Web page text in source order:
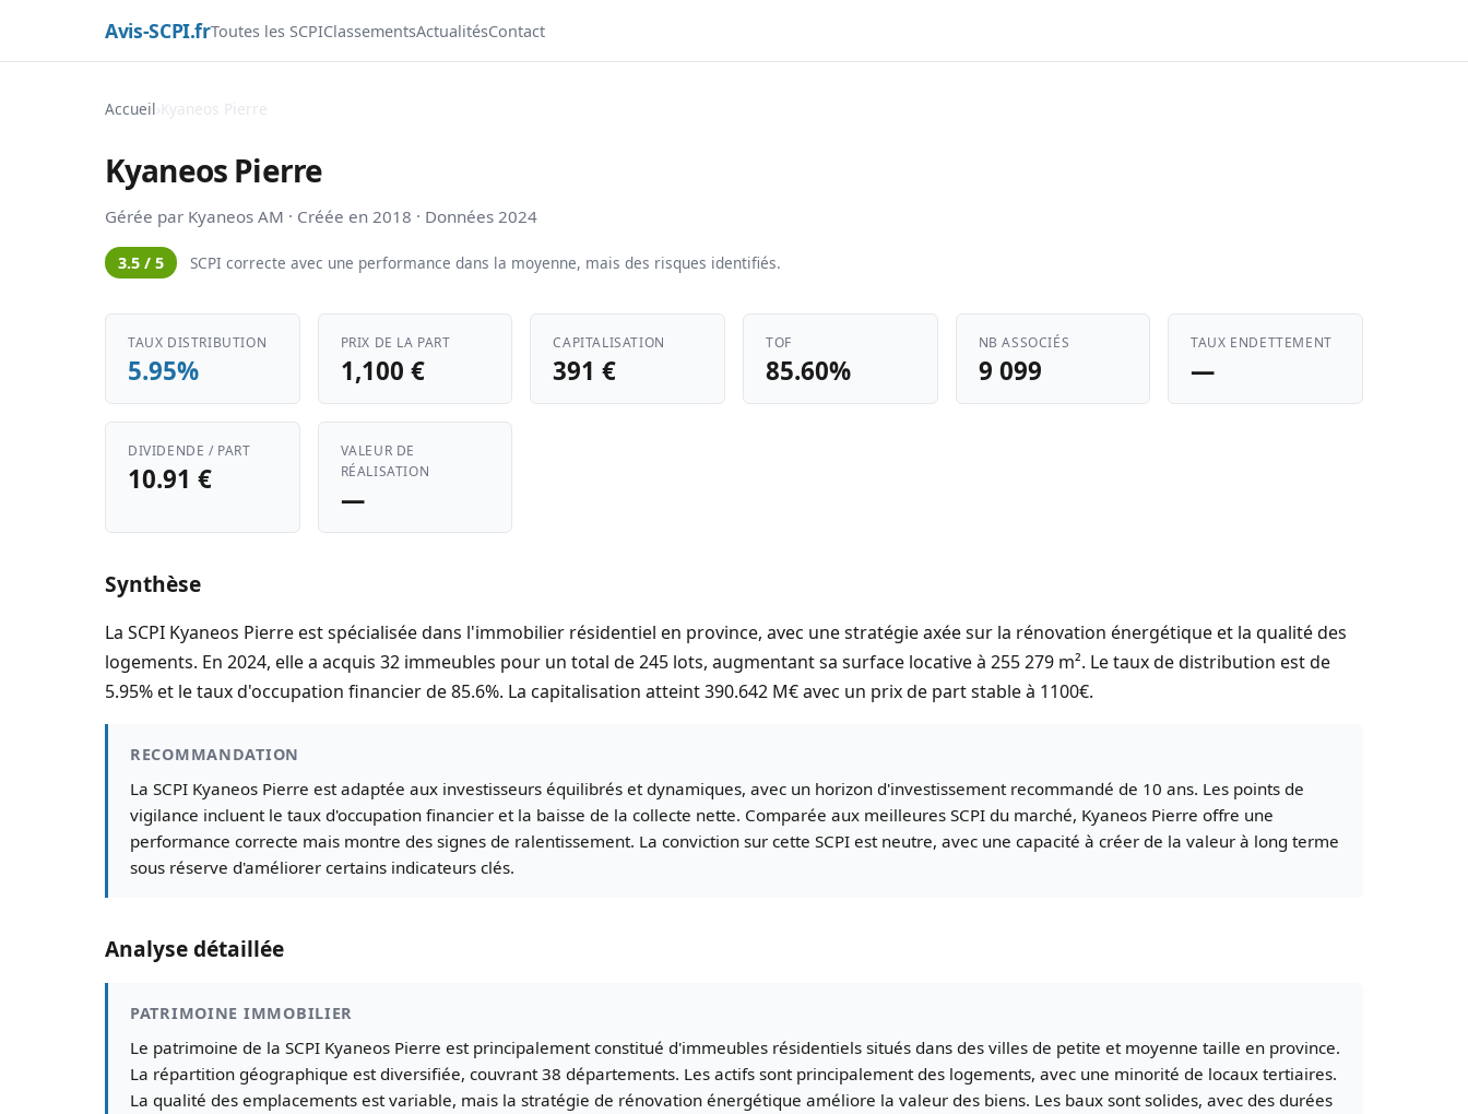
Avis-SCPI.frToutes les SCPIClassementsActualitésContact
Accueil› Kyaneos Pierre
Kyaneos Pierre
Gérée par Kyaneos AM · Créée en 2018 · Données 2024
3.5 / 5 SCPI correcte avec une performance dans la moyenne, mais des risques identifiés.
TAUX DISTRIBUTION
5.95%
PRIX DE LA PART
1,100 €
CAPITALISATION
391 €
TOF
85.60%
NB ASSOCIÉS
9 099
TAUX ENDETTEMENT
—
DIVIDENDE / PART
10.91 €
VALEUR DE
RÉALISATION
—
Synthèse
La SCPI Kyaneos Pierre est spécialisée dans l'immobilier résidentiel en province, avec une stratégie axée sur la rénovation énergétique et la qualité des
logements. En 2024, elle a acquis 32 immeubles pour un total de 245 lots, augmentant sa surface locative à 255 279 m². Le taux de distribution est de
5.95% et le taux d'occupation financier de 85.6%. La capitalisation atteint 390.642 M€ avec un prix de part stable à 1100€.
RECOMMANDATION
La SCPI Kyaneos Pierre est adaptée aux investisseurs équilibrés et dynamiques, avec un horizon d'investissement recommandé de 10 ans. Les points de
vigilance incluent le taux d'occupation financier et la baisse de la collecte nette. Comparée aux meilleures SCPI du marché, Kyaneos Pierre offre une
performance correcte mais montre des signes de ralentissement. La conviction sur cette SCPI est neutre, avec une capacité à créer de la valeur à long terme
sous réserve d'améliorer certains indicateurs clés.
Analyse détaillée
PATRIMOINE IMMOBILIER
Le patrimoine de la SCPI Kyaneos Pierre est principalement constitué d'immeubles résidentiels situés dans des villes de petite et moyenne taille en province.
La répartition géographique est diversifiée, couvrant 38 départements. Les actifs sont principalement des logements, avec une minorité de locaux tertiaires.
La qualité des emplacements est variable, mais la stratégie de rénovation énergétique améliore la valeur des biens. Les baux sont solides, avec des durées